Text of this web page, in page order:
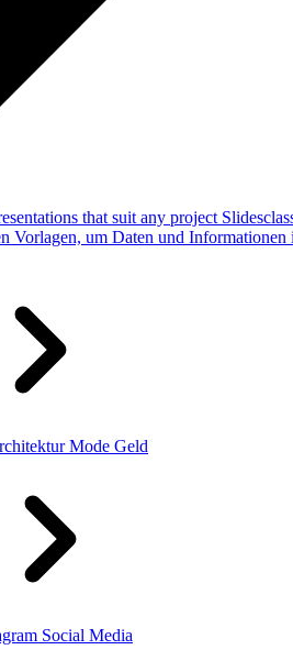
that suit any project
Vorlagen, um Daten und
Mode Geld
Social Media